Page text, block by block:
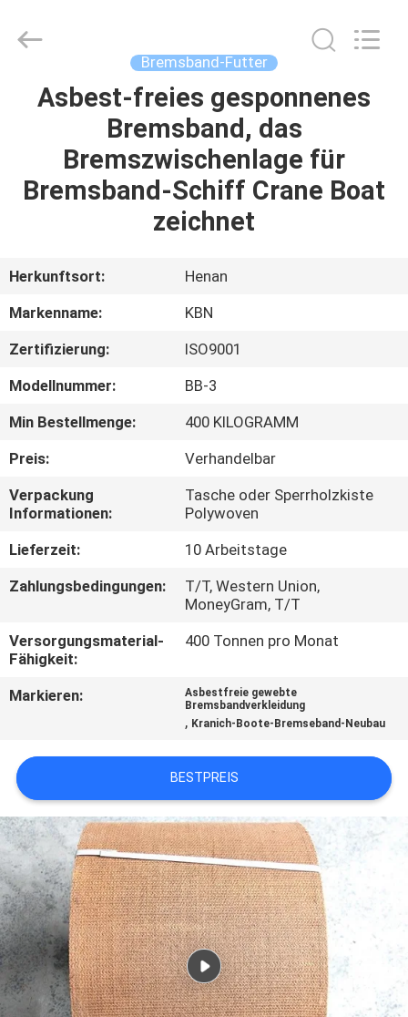
HAUS
PRODUKTE
FABRIK-
QUALITÄTSKONTROLLE
TRETEN
SIE
MIT
UNS
IN
VERBINDUNG
FORDERN
SIE EIN
SITEMAP
PRIVACY
POLICY
Bremsband-Futter
Asbest-freies gesponnenes
Bremsband, das
Bremszwischenlage für
Bremsband-Schiff Crane Boat
zeichnet
Herkunftsort:
Henan
Markenname:
KBN
Zertifizierung:
ISO9001
Modellnummer:
BB-3
Min Bestellmenge:
400 KILOGRAMM
Preis:
Verhandelbar
Verpackung
Informationen:
Tasche oder Sperrholzkiste
Polywoven
Lieferzeit:
10 Arbeitstage
Zahlungsbedingungen:
T/T, Western Union,
MoneyGram, T/T
Versorgungsmaterial-
Fähigkeit:
400 Tonnen pro Monat
Markieren:
Asbestfreie gewebte
Bremsbandverkleidung
, Kranich-Boote-Bremseband-Neubau
BESTPREIS